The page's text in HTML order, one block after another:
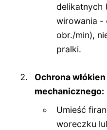
delikatnych
wirowania -
obr./min),
pralki.
Ochrona
mechanicznego:
Umieść
woreczku